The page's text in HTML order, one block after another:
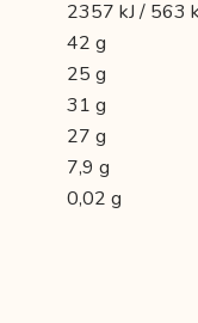
2357 kJ / 563
42 g
25 g
31 g
27 g
7,9 g
0,02 g